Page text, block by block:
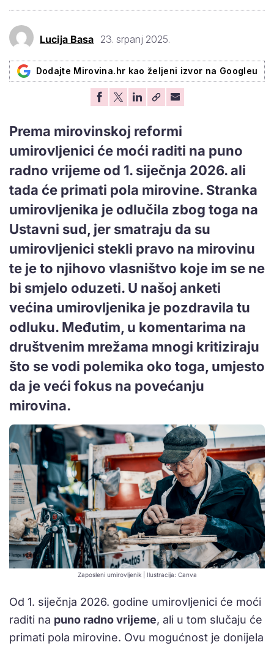
Lucija Basa 23. srpanj 2025.
Dodajte Mirovina.hr kao željeni izvor na Googleu
Prema mirovinskoj reformi
umirovljenici će moći raditi na puno
radno vrijeme od 1. siječnja 2026. ali
tada će primati pola mirovine. Stranka
umirovljenika je odlučila zbog toga na
Ustavni sud, jer smatraju da su
umirovljenici stekli pravo na mirovinu
te je to njihovo vlasništvo koje im se ne
bi smjelo oduzeti. U našoj anketi
većina umirovljenika je pozdravila tu
odluku. Međutim, u komentarima na
društvenim mrežama mnogi kritiziraju
što se vodi polemika oko toga, umjesto
da je veći fokus na povećanju
mirovina.
Zaposleni umirovljenik | Ilustracija: Canva
Od 1. siječnja 2026. godine umirovljenici će moći
raditi na puno radno vrijeme, ali u tom slučaju će
primati pola mirovine. Ovu mogućnost je donijela